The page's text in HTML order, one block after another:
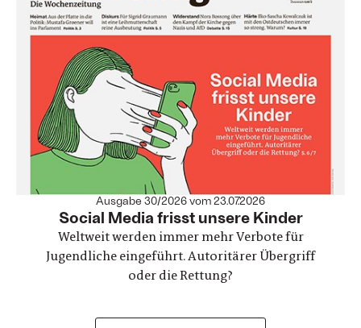
Ausgabe 30/2026 vom 23.07.2026
Social Media frisst unsere Kinder
Weltweit werden immer mehr Verbote für
Jugendliche eingeführt. Autoritärer Übergriff
oder die Rettung?